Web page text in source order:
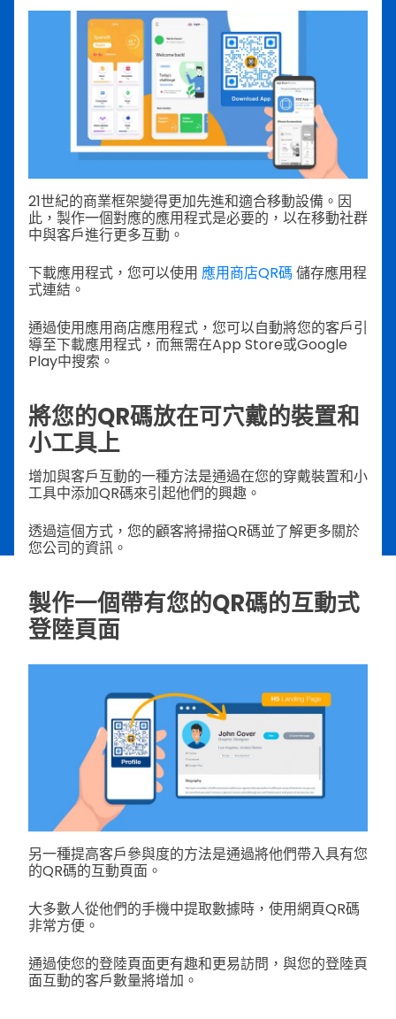
21世紀的商業框架變得更加先進和適合移動設備。因
此，製作一個對應的應用程式是必要的，以在移動社群
中與客戶進行更多互動。
下載應用程式，您可以使用 應用商店QR碼 儲存應用程
式連結。
通過使用應用商店應用程式，您可以自動將您的客戶引
導至下載應用程式，而無需在App Store或Google
Play中搜索。
將您的QR碼放在可穴戴的裝置和
小工具上
增加與客戶互動的一種方法是通過在您的穿戴裝置和小
工具中添加QR碼來引起他們的興趣。
透過這個方式，您的顧客將掃描QR碼並了解更多關於
您公司的資訊。
製作一個帶有您的QR碼的互動式
登陸頁面
另一種提高客戶參與度的方法是通過將他們帶入具有您
的QR碼的互動頁面。
大多數人從他們的手機中提取數據時，使用網頁QR碼
非常方便。
通過使您的登陸頁面更有趣和更易訪問，與您的登陸頁
面互動的客戶數量將增加。